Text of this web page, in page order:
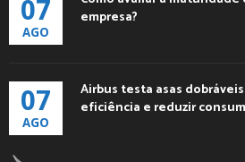
07
AGO
empresa?
07
AGO
Airbus testa asas
eficiência e reduzir